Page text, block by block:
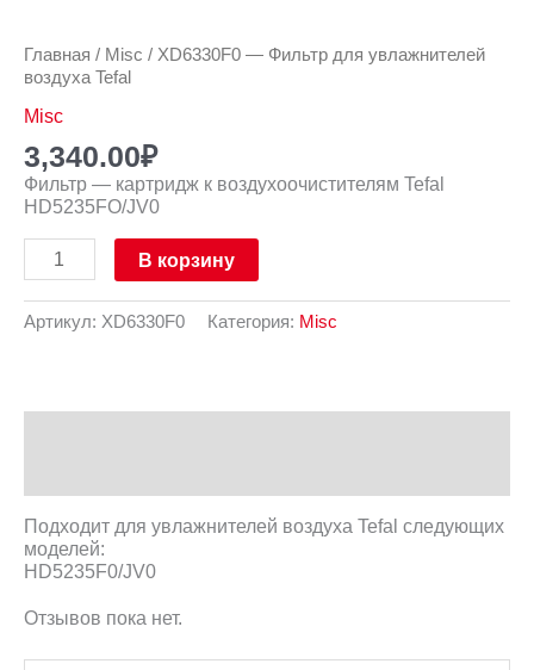
Главная / Misc / XD6330F0 — Фильтр для увлажнителей
воздуха Tefal
Misc
3,340.00₽
Фильтр — картридж к воздухоочистителям Tefal
HD5235FO/JV0
В корзину
Артикул: XD6330F0 Категория: Misc
Подходит для увлажнителей воздуха Tefal следующих
моделей:
HD5235F0/JV0
Отзывов пока нет.